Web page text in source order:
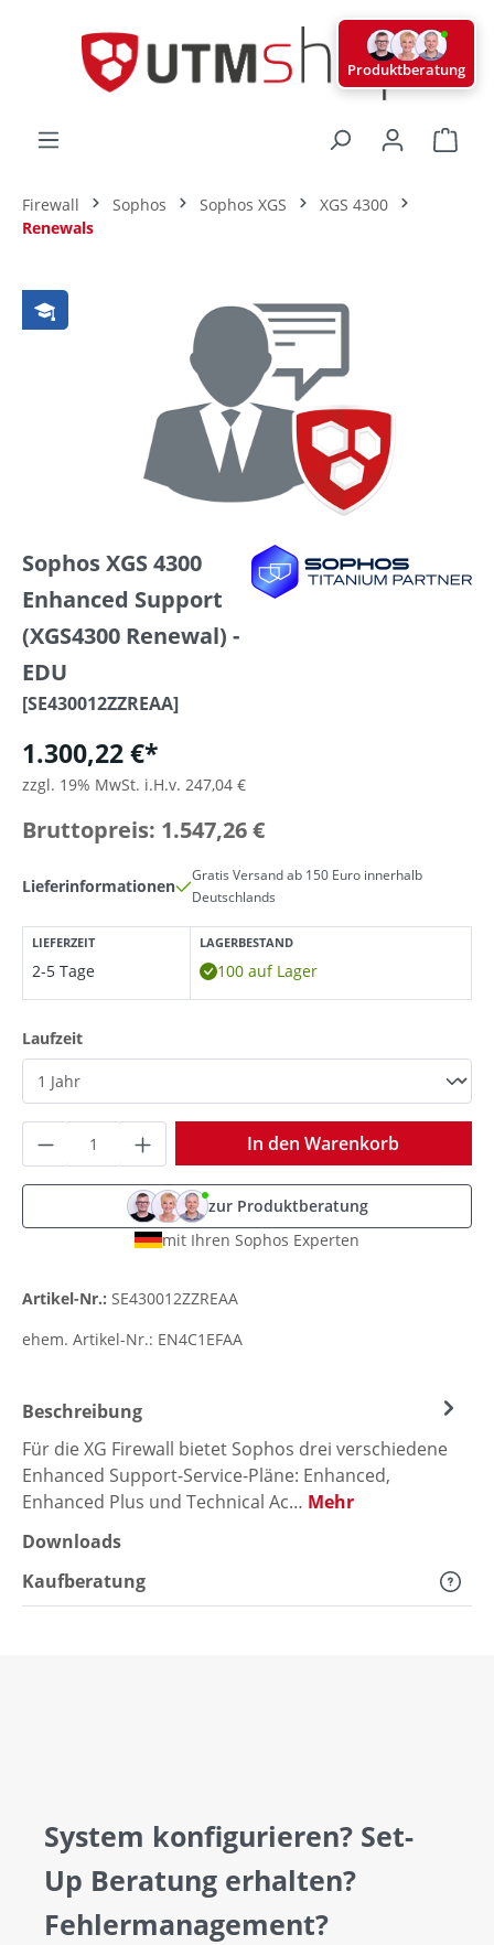
Firewall Sophos Sophos XGS
XGS 4300
Renewals
Bildergalerie überspringen
Sophos XGS 4300
Enhanced Support
(XGS4300 Renewal) -
EDU
[SE430012ZZREAA]
1.300,22 €*
zzgl. 19% MwSt. i.H.v. 247,04 €
Bruttopreis: 1.547,26 €
Lieferinformationen
Gratis Versand ab 150 Euro innerhalb
Deutschlands
LIEFERZEIT
2-5 Tage
LAGERBESTAND
100 auf Lager
Laufzeitauswählen
Produkt Anzahl: Gib den gewünschten
In den Warenkorb
zur Produktberatung
mit Ihren Sophos Experten
Artikel-Nr.: SE430012ZZREAA
ehem. Artikel-Nr.: EN4C1EFAA
Beschreibung
Für die XG Firewall bietet Sophos drei verschiedene
Enhanced Support-Service-Pläne: Enhanced,
Enhanced Plus und Technical Ac… Mehr
Downloads
Kaufberatung
System konfigurieren? Set-
Up Beratung erhalten?
Fehlermanagement?
Produktberatung